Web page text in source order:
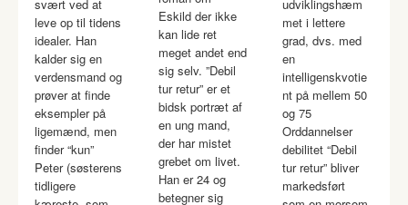
svært ved at
leve op til tidens
idealer. Han
kalder sig en
verdensmand og
prøver at finde
eksempler på
ligemænd, men
finder “kun”
Peter (søsterens
tidligere
Eskild der ikke
kan lide ret
meget andet end
sig selv. ”Debil
tur retur” er et
bidsk portræt af
en ung mand,
der har mistet
grebet om livet.
Han er 24 og
betegner sig
udviklingshæm
met i lettere
grad, dvs. med
en
intelligenskvotie
nt på mellem 50
og 75
Orddannelser
debilitet “Debil
tur retur” bliver
markedsført